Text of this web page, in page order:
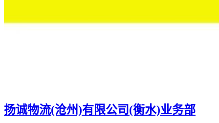
扬诚物流(沧州)有限公司(衡水)业务部